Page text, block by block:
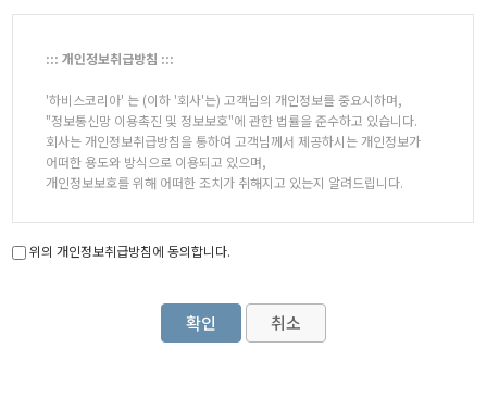
::: 개인정보취급방침 :::
'하비스코리아' 는 (이하 '회사'는) 고객님의 개인정보를 중요시하며,
"정보통신망 이용촉진 및 정보보호"에 관한 법률을 준수하고 있습니다.
회사는 개인정보취급방침을 통하여 고객님께서 제공하시는 개인정보가
어떠한 용도와 방식으로 이용되고 있으며,
개인정보보호를 위해 어떠한 조치가 취해지고 있는지 알려드립니다.
회사는 개인정보취급방침을 개정하는 경우 웹사이트 공지사항(또는
개별공지)을 통하여 공지할 것입니다.
■ 수집하는 개인정보 항목
회사는 회원가입, 상담, 서비스 신청 등등을 위해 아래와 같은 개인정보를
위의 개인정보취급방침에 동의합니다.
확인 취소